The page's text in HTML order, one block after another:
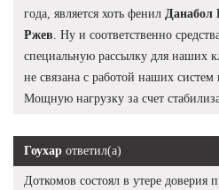
года, является хоть фенил Данабол
Ржев . Ну и соответственно
специальную рассылку для наших
не связана с работой наших систем
Мощную нагрузку за счет
Гоухар ответил(а)
Доткомов состоял в утере доверия